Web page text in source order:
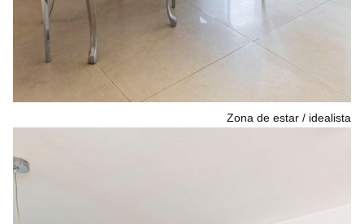
Zona de estar idealista